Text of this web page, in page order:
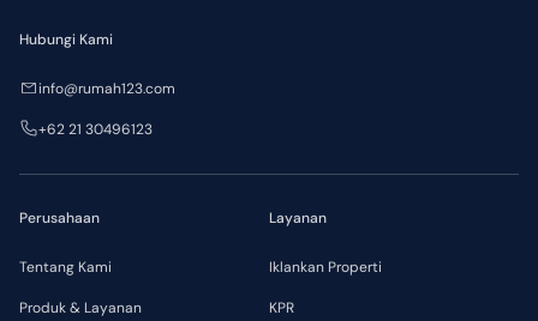
Perusahaan
Tentang Kami
Produk & Layanan
Layanan
Iklankan Properti
KPR
Hubungi Kami
info@rumah123.com
+62 21 30496123